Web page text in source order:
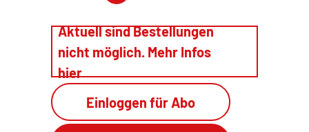
Aktuell sind Bestellungen
nicht möglich. Mehr Infos
hier
Einloggen für Abo